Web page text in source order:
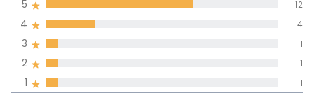
Couleurs Taupe, Marron
Tailles
dans toutes les
51 1
2 1
3 1
4 4
5 12